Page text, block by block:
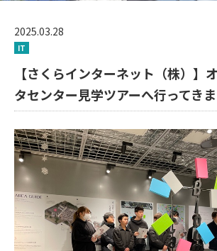
2025.03.28
IT
【さくらインターネット（株）】
タセンター見学ツアーへ行ってきま